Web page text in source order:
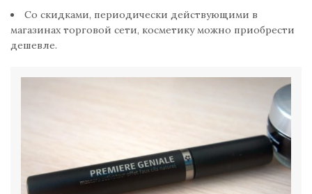
Со скидками, периодически действующими в
магазинах торговой сети, косметику можно приобрести
дешевле.